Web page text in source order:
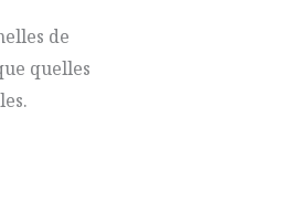
de
quelles